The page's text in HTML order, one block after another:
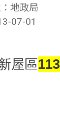
地政局
07-01
屋區